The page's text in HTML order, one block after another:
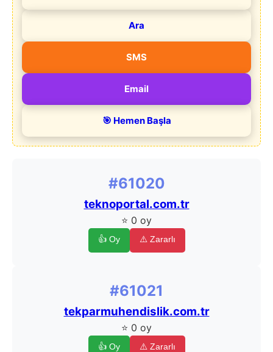
Ara
SMS
Email
🎯 Hemen Başla
#61020
teknoportal.com.tr
⭐ 0 oy
👍 Oy ⚠️ Zararlı
#61021
tekparmuhendislik.com.tr
⭐ 0 oy
👍 Oy ⚠️ Zararlı